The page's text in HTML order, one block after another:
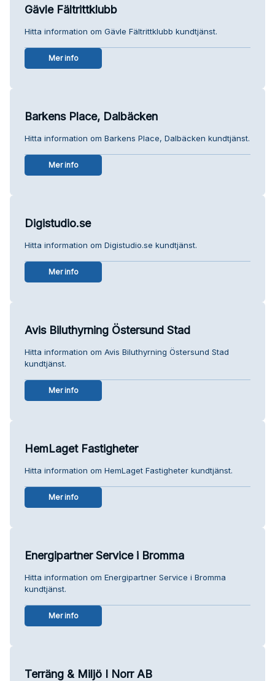
Gävle Fältrittklubb
Hitta information om Gävle Fältrittklubb kundtjänst.
Mer info
Barkens Place, Dalbäcken
Hitta information om Barkens Place, Dalbäcken kundtjänst.
Mer info
Digistudio.se
Hitta information om Digistudio.se kundtjänst.
Mer info
Avis Biluthyrning Östersund Stad
Hitta information om Avis Biluthyrning Östersund Stad
kundtjänst.
Mer info
HemLaget Fastigheter
Hitta information om HemLaget Fastigheter kundtjänst.
Mer info
Energipartner Service i Bromma
Hitta information om Energipartner Service i Bromma
kundtjänst.
Mer info
Terräng & Miljö I Norr AB